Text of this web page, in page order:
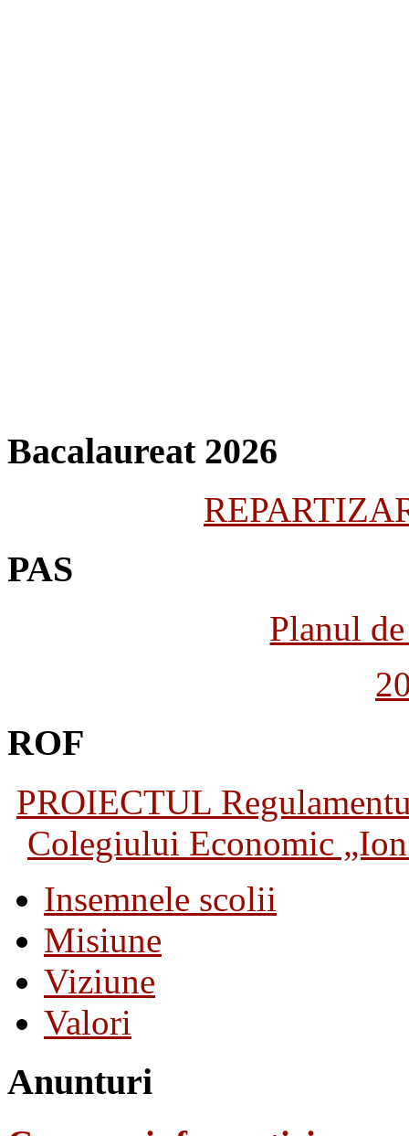
Bacalaureat 2026
PAS
Planul
ROF
PROIECTUL
Colegiului Economic
Insemnele scolii
Misiune
Viziune
Valori
Anunturi